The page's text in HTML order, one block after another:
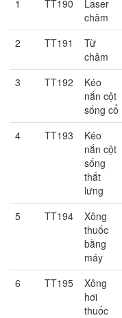
1 TT190
Laser
châm
2
TT191
Từ
châm
3
TT192
Kéo
nắn cột
sống cổ
4 TT193
Kéo
nắn cột
sống
thắt
lưng
5 TT194
Xông
thuốc
bằng
máy
6 TT195
Xông
hơi
thuốc